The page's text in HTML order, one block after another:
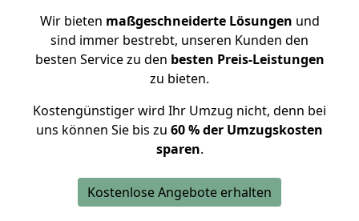
Wir bieten maßgeschneiderte Lösungen und
sind immer bestrebt, unseren Kunden den
besten Service zu den besten Preis-Leistungen
zu bieten.
Kostengünstiger wird Ihr Umzug nicht, denn bei
uns können Sie bis zu 60 % der Umzugskosten
sparen.
Kostenlose Angebote erhalten